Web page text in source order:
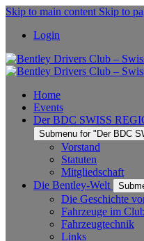
Skip to main content Skip to
Login
Home
Events
Der BDC SWISS
Submenu for "Der BDC
Vorstand
Statuten
Mitgliedschaft
Die Bentley-Welt
Die Geschichte
Fahrzeuge im
Fahrzeugtechnik
Links